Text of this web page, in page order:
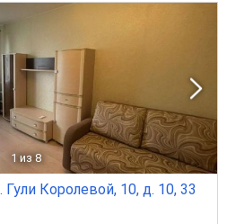
1 из 8
Королевой, 10, д. 10, 33